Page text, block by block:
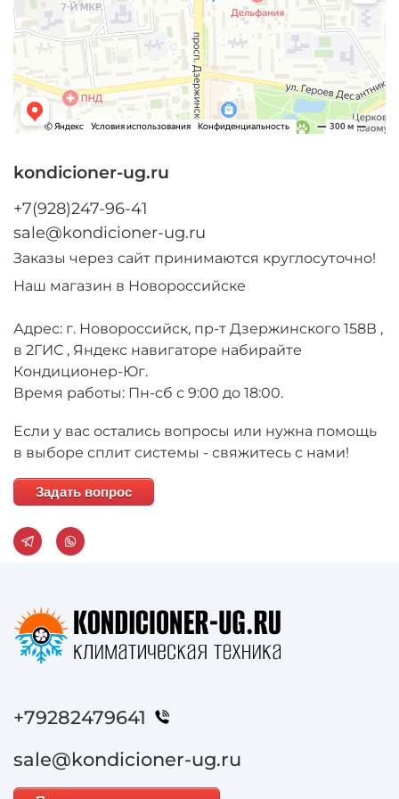
kondicioner-ug.ru
+7(928)247-96-41
sale@kondicioner-ug.ru
Заказы через сайт принимаются круглосуточно!
Наш магазин в Новороссийске
Адрес: г. Новороссийск, пр-т Дзержинского 158В ,
в 2ГИС , Яндекс навигаторе набирайте
Кондиционер-Юг.
Время работы: Пн-сб с 9:00 до 18:00.
Если у вас остались вопросы или нужна помощь
в выборе сплит системы - свяжитесь с нами!
Задать вопрос
+79282479641
sale@kondicioner-ug.ru